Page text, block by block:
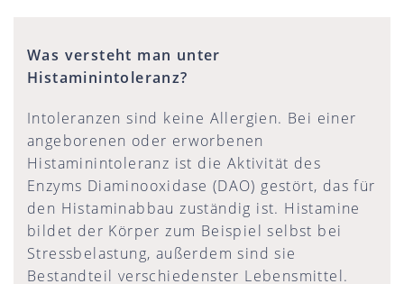
Was versteht man unter
Histaminintoleranz?
Intoleranzen sind keine Allergien. Bei einer
angeborenen oder erworbenen
Histaminintoleranz ist die Aktivität des
Enzyms Diaminooxidase (DAO) gestört, das für
den Histaminabbau zuständig ist. Histamine
bildet der Körper zum Beispiel selbst bei
Stressbelastung, außerdem sind sie
Bestandteil verschiedenster Lebensmittel.